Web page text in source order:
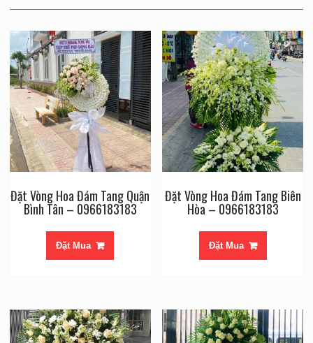
Đặt Vòng Hoa Đám Tang Quận
Bình Tân – 0966183183
Đặt Mua
Đặt Vòng Hoa Đám Tang Biên
Hòa – 0966183183
Đặt Mua